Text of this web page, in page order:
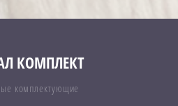
КОМПЛЕКТ
комплектующие